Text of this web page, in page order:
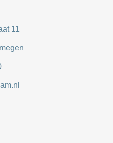
11